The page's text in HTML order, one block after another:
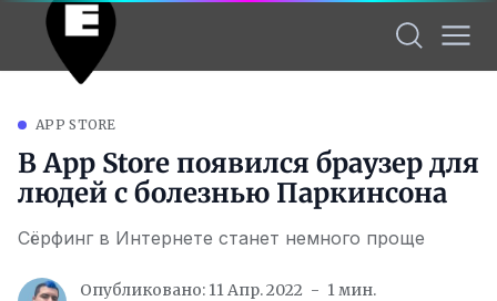
APP STORE
В App Store появился браузер для
людей с болезнью Паркинсона
Сёрфинг в Интернете станет немного проще
Опубликовано: 11 Апр. 2022
1 мин.